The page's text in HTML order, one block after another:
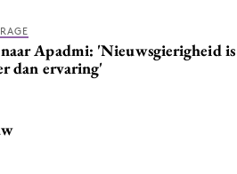
Apadmi: 'Nieuwsgierigheid is
dan ervaring'